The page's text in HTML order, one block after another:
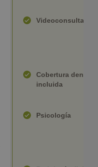
Videoconsultas y
Cobertura dental
incluida
Psicología